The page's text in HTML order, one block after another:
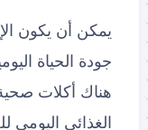
يمكن أن يكون
جودة الحياة
هناك أكلات
الغذائي